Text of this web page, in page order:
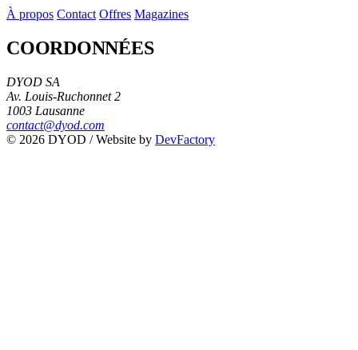
À propos Contact Offres Magazines
COORDONNÉES
DYOD SA
Av. Louis-Ruchonnet 2
1003 Lausanne
contact@dyod.com
© 2026 DYOD / Website by DevFactory